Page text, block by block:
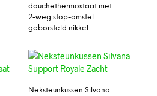
douchethermostaat met
2-weg stop-omstel
geborsteld nikkel
Neksteunkussen Silvana